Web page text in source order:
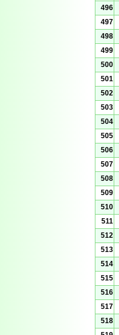
496
497
498
499
500
501
502
503
504
505
506
507
508
509
510
511
512
513
514
515
516
517
518